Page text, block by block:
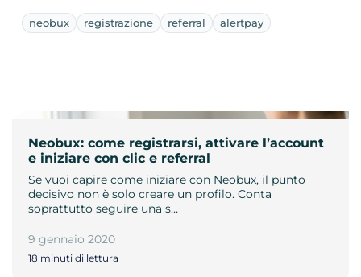
neobux registrazione referral alertpay
Neobux: come registrarsi, attivare l’account
e iniziare con clic e referral
Se vuoi capire come iniziare con Neobux, il punto
decisivo non è solo creare un profilo. Conta
soprattutto seguire una s…
9 gennaio 2020
18 minuti di lettura